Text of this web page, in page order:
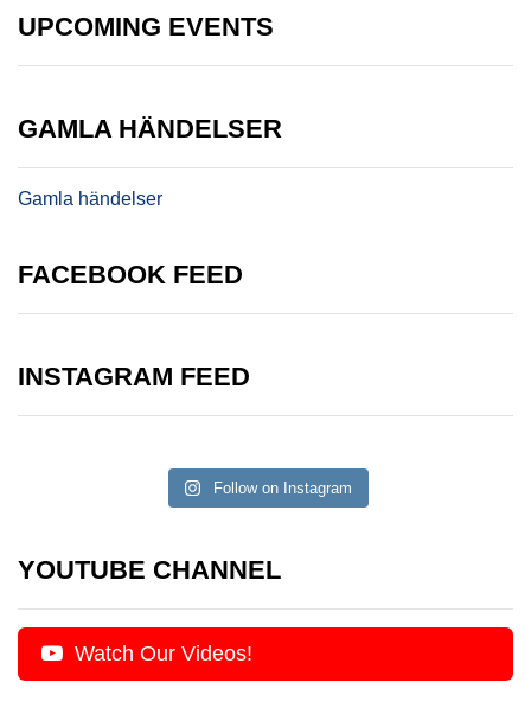
UPCOMING EVENTS
GAMLA HÄNDELSER
Gamla händelser
FACEBOOK FEED
INSTAGRAM FEED
Follow on Instagram
YOUTUBE CHANNEL
Watch Our Videos!